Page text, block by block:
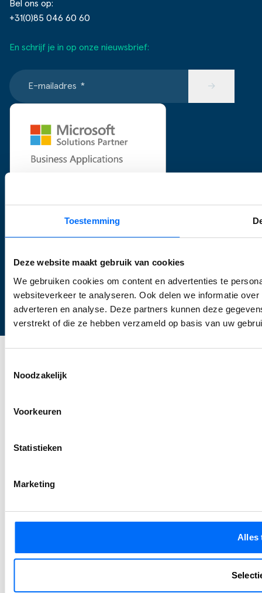
Toestemming
Deze website maakt gebruik van cookies
We gebruiken cookies om content en advertenties te
websiteverkeer te analyseren. Ook delen we informatie
adverteren en analyse. Deze partners kunnen deze
verstrekt of die ze hebben verzameld op basis van uw
Noodzakelijk
Voorkeuren
Statistieken
Marketing
Alles
Bel ons op:
+31(0)85 046 60 60
En schrijf je in op onze nieuwsbrief:
E-mailadres * →
Instagram
YouTube
Privacy policy & cookies policy
Algemene voorwaarden
© SucceedIT 2026